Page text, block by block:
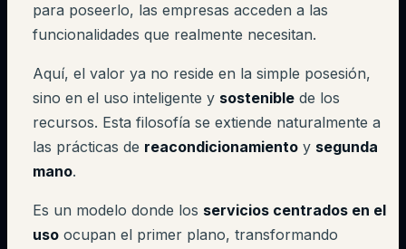
para poseerlo, las empresas acceden a las
funcionalidades que realmente necesitan.
Aquí, el valor ya no reside en la simple posesión,
sino en el uso inteligente y sostenible de los
recursos. Esta filosofía se extiende naturalmente a
las prácticas de reacondicionamiento y segunda
mano.
Es un modelo donde los servicios centrados en el
uso ocupan el primer plano, transformando